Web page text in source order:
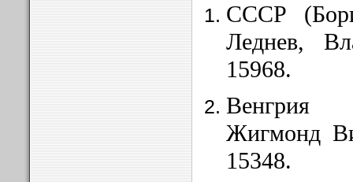
СССР
Леднев,
15968.
Венгрия
Жигмонд
15348.